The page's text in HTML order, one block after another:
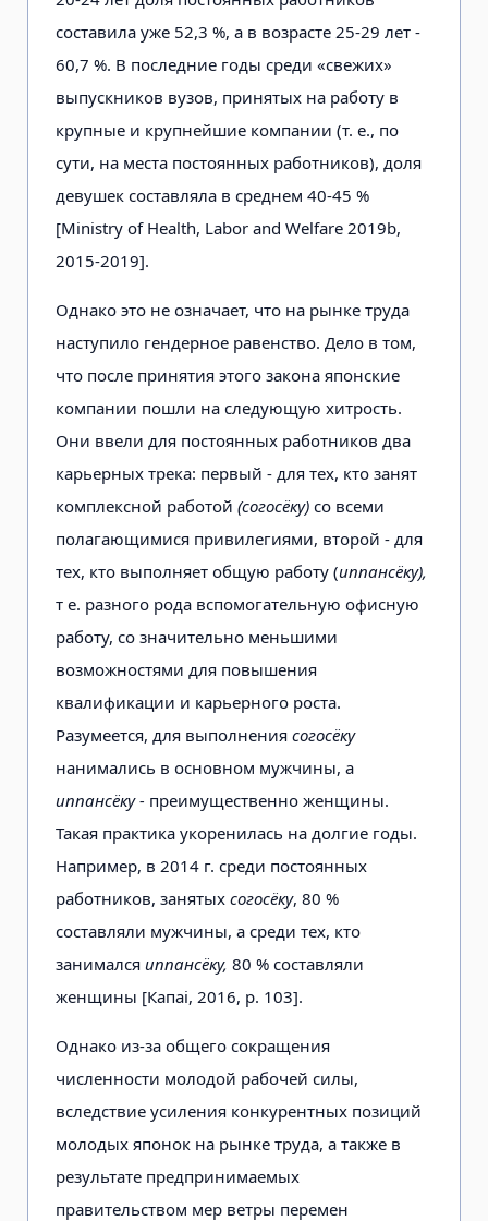
составила уже 52,3 %, а в возрасте 25-29 лет -
60,7 %. В последние годы среди «свежих»
выпускников вузов, принятых на работу в
крупные и крупнейшие компании (т. е., по
сути, на места постоянных работников), доля
девушек составляла в среднем 40-45 %
[Ministry of Health, Labor and Welfare 2019b,
2015-2019].
Однако это не означает, что на рынке труда
наступило гендерное равенство. Дело в том,
что после принятия этого закона японские
компании пошли на следующую хитрость.
Они ввели для постоянных работников два
карьерных трека: первый - для тех, кто занят
комплексной работой (согосёку) со всеми
полагающимися привилегиями, второй - для
тех, кто выполняет общую работу (иппансёку),
т е. разного рода вспомогательную офисную
работу, со значительно меньшими
возможностями для повышения
квалификации и карьерного роста.
Разумеется, для выполнения согосёку
нанимались в основном мужчины, а
иппансёку - преимущественно женщины.
Такая практика укоренилась на долгие годы.
Например, в 2014 г. среди постоянных
работников, занятых согосёку, 80 %
составляли мужчины, а среди тех, кто
занимался иппансёку, 80 % составляли
женщины [Капаі, 2016, р. 103].
Однако из-за общего сокращения
численности молодой рабочей силы,
вследствие усиления конкурентных позиций
молодых японок на рынке труда, а также в
результате предпринимаемых
правительством мер ветры перемен